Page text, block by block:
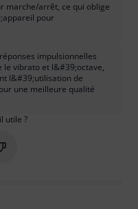
marche/arrêt, ce qui oblige
pour
impulsionnelles
vibrato et l&#39;octave,
l&#39;utilisation de
une meilleure qualité
utile ?
ce résumé comme utile
Marquer ce résumé comme